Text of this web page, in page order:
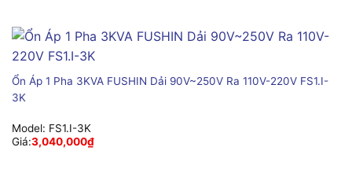
Ổn Áp 1 Pha 3KVA FUSHIN Dải 90V~250V Ra 110V-220V FS1.I-
3K
Model: FS1.I-3K
Giá:3,040,000₫